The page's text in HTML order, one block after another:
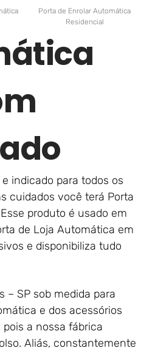
Porta de Enrolar Automática
Residencial
indicado para todos os
cuidados você terá Porta
produto é usado em
de Loja Automática em
e disponibiliza tudo
– SP sob medida para
e dos acessórios
a nossa fábrica
Aliás, constantemente